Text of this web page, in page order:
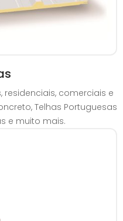
comerciais e
Telhas Portuguesas
e muito mais.